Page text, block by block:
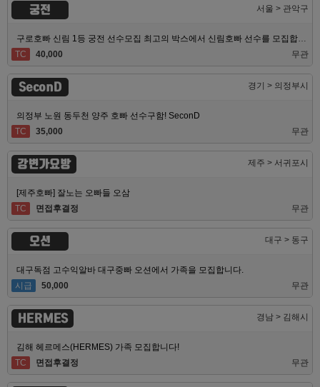
궁전 서울 > 관악구
TC
40,000 무관
SeconD 경기 > 의정부시
의정부 노원 동두천 양주 호빠 선수구함! SeconD
TC
35,000 무관
강변가요방 제주 > 서귀포시
[제주호빠] 잘노는 오빠들 오삼
TC
면접후결정 무관
오션 대구 > 동구
대구독점 고수익알바 대구중빠 오션에서 가족을 모집합니다.
시급
50,000 무관
HERMES 경남 > 김해시
김해 헤르메스(HERMES) 가족 모집합니다!
TC
면접후결정 무관